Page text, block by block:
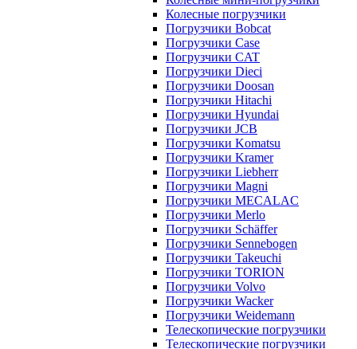
Колесные погрузчики
Погрузчики Bobcat
Погрузчики Case
Погрузчики CAT
Погрузчики Dieci
Погрузчики Doosan
Погрузчики Hitachi
Погрузчики Hyundai
Погрузчики JCB
Погрузчики Komatsu
Погрузчики Kramer
Погрузчики Liebherr
Погрузчики Magni
Погрузчики MECALAC
Погрузчики Merlo
Погрузчики Schäffer
Погрузчики Sennebogen
Погрузчики Takeuchi
Погрузчики TORION
Погрузчики Volvo
Погрузчики Wacker
Погрузчики Weidemann
Телескопические погрузчики
Телескопические погрузчики